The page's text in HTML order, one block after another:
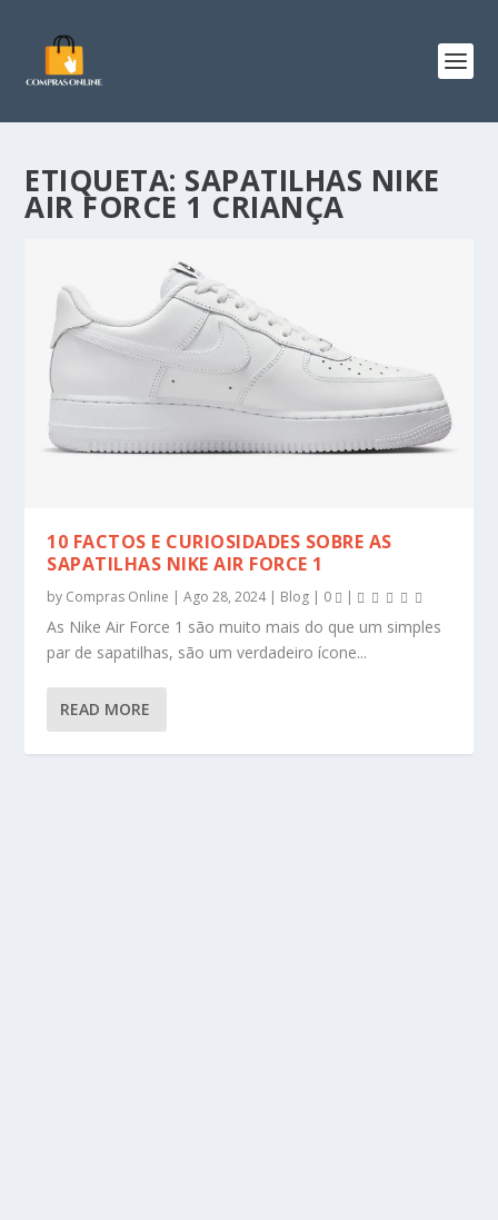
ETIQUETA: SAPATILHAS NIKE
AIR FORCE 1 CRIANÇA
10 FACTOS E CURIOSIDADES SOBRE AS
SAPATILHAS NIKE AIR FORCE 1
by Compras Online |Ago 28, 2024| Blog | 0 |
As Nike Air Force 1 são muito mais do que um simples
par de sapatilhas, são um verdadeiro ícone...
READ MORE